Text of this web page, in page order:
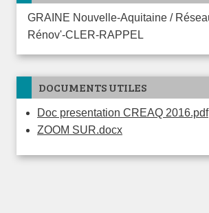
GRAINE Nouvelle-Aquitaine / Réseau France
Rénov'-CLER-RAPPEL
DOCUMENTS UTILES
Doc presentation CREAQ 2016.pdf
ZOOM SUR.docx